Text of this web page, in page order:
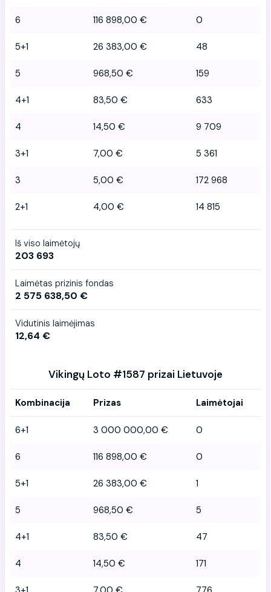
6 116 898,00 € 0
5+1 26 383,00 € 48
5 968,50 € 159
4+1 83,50 € 633
4 14,50 € 9 709
3+1 7,00 € 5 361
3 5,00 € 172 968
2+1 4,00 € 14 815
Iš viso laimėtojų
203 693
Laimėtas prizinis fondas
2 575 638,50 €
Vidutinis laimėjimas
12,64 €
Vikingų Loto #1587 prizai Lietuvoje
Kombinacija Prizas Laimėtojai
6+1 3 000 000,00 € 0
6 116 898,00 € 0
5+1 26 383,00 € 1
5 968,50 € 5
4+1 83,50 € 47
4 14,50 € 171